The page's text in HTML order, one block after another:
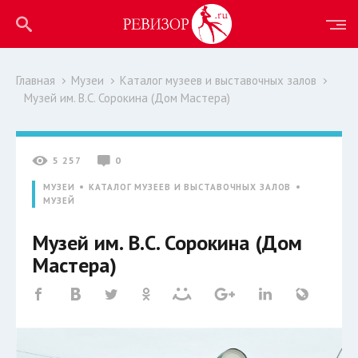
Главная Музеи
Каталог музеев и выставочных залов
Музей им. В.С. Сорокина (Дом Мастера)
5 257 0
МУЗЕИ
КАТАЛОГ МУЗЕЕВ И ВЫСТАВОЧНЫХ ЗАЛОВ
МУЗЕЙ
Музей им. В.С. Сорокина (Дом
Мастера)